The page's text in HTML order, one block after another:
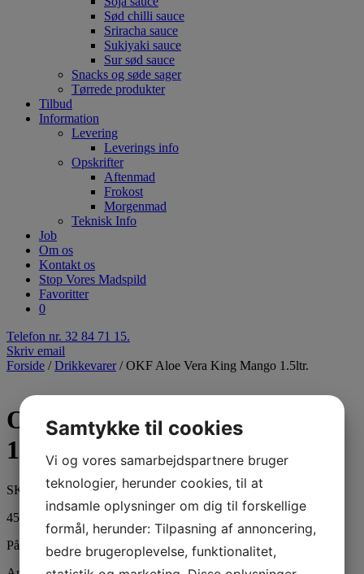
Sød chilli sauce
Sriracha sauce
Sukiyaki sauce
Sur sød sauce
Snacks og søde sager
Tørrede produkter
Tilbud
Information
Levering
Leverings info
Opskrifter
Aftenmad
Frokost
Morgenmad
Teknisk Info
Job
Om os
Kontakt os
Stop Vores Madspild
Favoritter
0
Telefon nr. 32 84 71 15.
Skriv email
Forside /Drikkevarer / OKF Aloe Vera King Mango 1.5ltr.
OKF Aloe Vera King Mango
1.5ltr.
SKU: 407008
45,00
På lager
Samtykke til cookies
Vi og vores samarbejdspartnere bruger
teknologier, herunder cookies, til at
indsamle oplysninger om dig til forskellige
formål, herunder: Tilpasning af annoncering,
bedre brugeroplevelse, funktionalitet,